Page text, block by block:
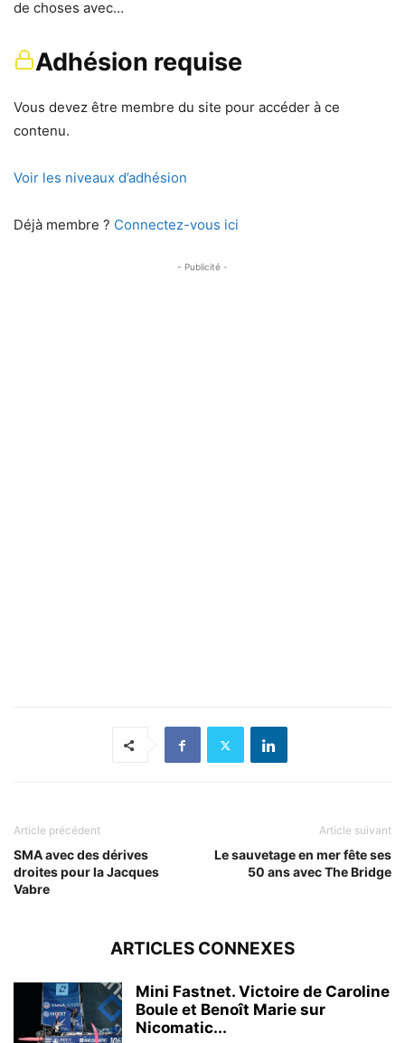
de choses avec…
Adhésion requise
Vous devez être membre du site pour accéder à ce
contenu.
Voir les niveaux d’adhésion
Déjà membre ? Connectez-vous ici
- Publicité -
Article précédent
SMA avec des dérives
droites pour la Jacques
Vabre
Article suivant
Le sauvetage en mer fête ses
50 ans avec The Bridge
ARTICLES CONNEXES
Mini Fastnet. Victoire de Caroline
Boule et Benoît Marie sur
Nicomatic...